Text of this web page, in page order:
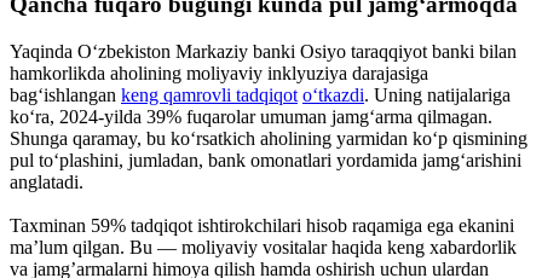
Yaqinda O‘zbekiston Markaziy banki Osiyo taraqqiyot banki bilan
hamkorlikda aholining moliyaviy inklyuziya darajasiga
bag‘ishlangan keng qamrovli tadqiqot o‘tkazdi. Uning natijalariga
ko‘ra, 2024-yilda 39% fuqarolar umuman jamg‘arma qilmagan.
Shunga qaramay, bu ko‘rsatkich aholining yarmidan ko‘p qismining
pul to‘plashini, jumladan, bank omonatlari yordamida jamg‘arishini
anglatadi.
Taxminan 59% tadqiqot ishtirokchilari hisob raqamiga ega ekanini
ma’lum qilgan. Bu — moliyaviy vositalar haqida keng xabardorlik
va jamg’armalarni himoya qilish hamda oshirish uchun ulardan